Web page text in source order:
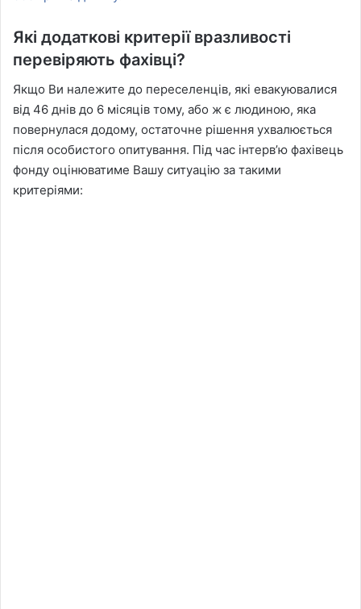
Які додаткові критерії вразливості
перевіряють фахівці?
Якщо Ви належите до переселенців, які евакуювалися
від 46 днів до 6 місяців тому, або ж є людиною, яка
повернулася додому, остаточне рішення ухвалюється
після особистого опитування. Під час інтерв’ю фахівець
фонду оцінюватиме Вашу ситуацію за такими
критеріями: